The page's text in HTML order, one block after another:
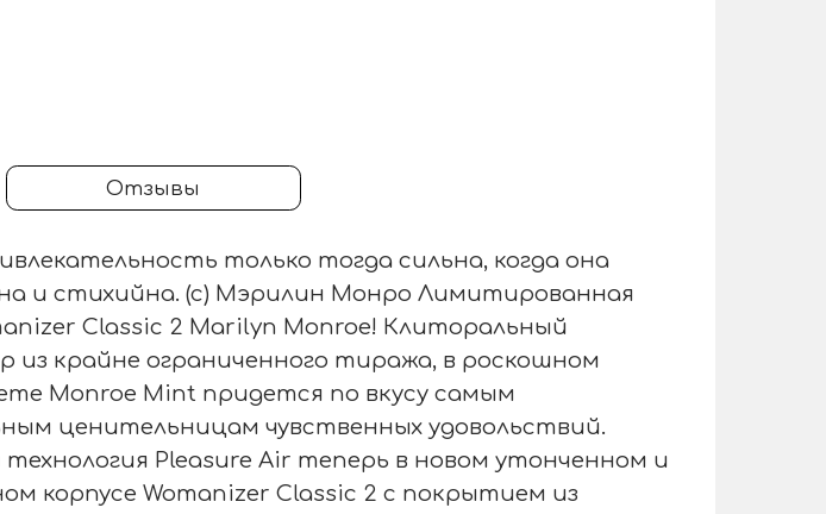
Отзывы
только тогда сильна, когда она
и стихийна. (c) Мэрилин Монро Лимитированная
Classic 2 Marilyn Monroe! Клиторальный
из крайне ограниченного тиража, в роскошном
Monroe Mint придется по вкусу самым
ценительницам чувственных удовольствий.
технология Pleasure Air теперь в новом утонченном и
корпусе Womanizer Classic 2 с покрытием из